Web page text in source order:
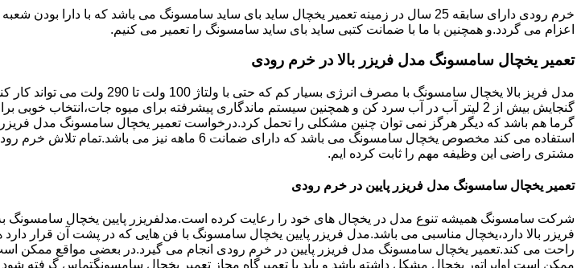
اعزام می گردد.و همچنین با ما با ضمانت کتبی ساید بای ساید سامسونگ را تعمیر می کنیم.
تعمیر یخچال سامسونگ مدل فریزر بالا در خرم رودی
مدل فریز بالا یخچال سامسونگ با
گنجایش بیش از 2 لیتر آب در آب سرد کن و همچنین سیستم ماندگاری پیشرفته برای میوه
گرما هم باشد که دیگر هرگز نمی توان چنین مشکلی را تحمل کرد.درخواست تعمیر یخچال سامسونگ مدل فریزر
استفاده می کند مخصوص یخچال سامسونگ می باشد که
مشتری راضی این وظیفه مهم را ثابت کرده ایم.
تعمیر یخچال سامسونگ مدل فریزر پایین در خرم رودی
شرکت سامسونگ همیشه تنوع مدل در یخچال های خود را رعایت کرده است.مدلفریزر پایین یخچال سامسونگ
فریزر بالا دارد،یخچال مناسبی می باشد.مدل فریزر پایین یخچال سامسونگ با فن هایی که در پشت آن قرار
راحت می کند.تعمیر یخچال سامسونگ مدل فریزر پایین در خرم رودی انجام می گیرد.در بعضی مواقع ممکن
ممکن است اواپراتور یخچال مشکل داشته باشد و باید با تعمیرگاه مجاز تعمیر یخچال سامسونگتماس